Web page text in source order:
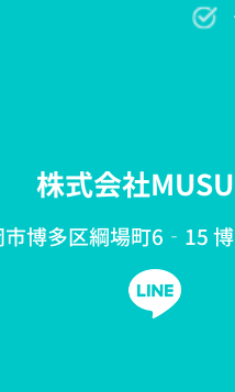
株式会社
博多区綱場町6‐15